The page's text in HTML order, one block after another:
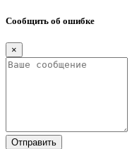
Сообщить об ошибке
×
Отправить